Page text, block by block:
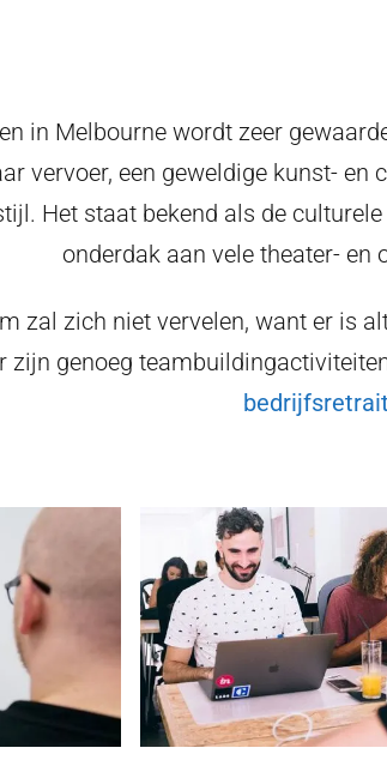
in Melbourne wordt zeer
vervoer, een geweldige kunst- en
Het staat bekend als de
onderdak aan vele theater- en
zal zich niet vervelen, want er is
zijn genoeg